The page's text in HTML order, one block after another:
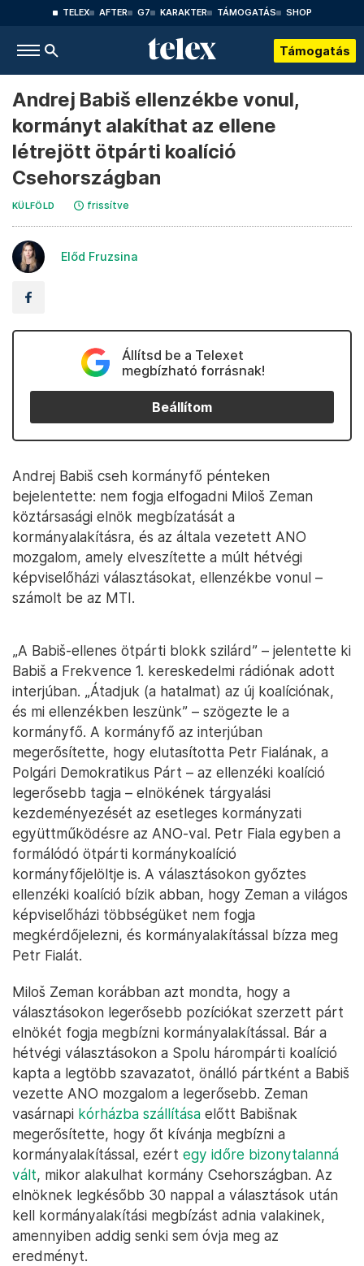
TELEX AFTER G7 KARAKTER TÁMOGATÁS SHOP
Támogatás
Andrej Babiš ellenzékbe vonul,
kormányt alakíthat az ellene
létrejött ötpárti koalíció
Csehországban
KÜLFÖLD frissítve
Előd Fruzsina
Állítsd be a Telexet
megbízható forrásnak!
Beállítom
Andrej Babiš cseh kormányfő pénteken
bejelentette: nem fogja elfogadni Miloš Zeman
köztársasági elnök megbízatását a
kormányalakításra, és az általa vezetett ANO
mozgalom, amely elveszítette a múlt hétvégi
képviselőházi választásokat, ellenzékbe vonul –
számolt be az MTI.
„A Babiš-ellenes ötpárti blokk szilárd” – jelentette ki
Babiš a Frekvence 1. kereskedelmi rádiónak adott
interjúban. „Átadjuk (a hatalmat) az új koalíciónak,
és mi ellenzékben leszünk” – szögezte le a
kormányfő. A kormányfő az interjúban
megerősítette, hogy elutasította Petr Fialának, a
Polgári Demokratikus Párt – az ellenzéki koalíció
legerősebb tagja – elnökének tárgyalási
kezdeményezését az esetleges kormányzati
együttműködésre az ANO-val. Petr Fiala egyben a
formálódó ötpárti kormánykoalíció
kormányfőjelöltje is. A választásokon győztes
ellenzéki koalíció bízik abban, hogy Zeman a világos
képviselőházi többségüket nem fogja
megkérdőjelezni, és kormányalakítással bízza meg
Petr Fialát.
Miloš Zeman korábban azt mondta, hogy a
választásokon legerősebb pozíciókat szerzett párt
elnökét fogja megbízni kormányalakítással. Bár a
hétvégi választásokon a Spolu hárompárti koalíció
kapta a legtöbb szavazatot, önálló pártként a Babiš
vezette ANO mozgalom a legerősebb. Zeman
vasárnapi kórházba szállítása előtt Babišnak
megerősítette, hogy őt kívánja megbízni a
kormányalakítással, ezért egy időre bizonytalanná
vált, mikor alakulhat kormány Csehországban. Az
elnöknek legkésőbb 30 nappal a választások után
kell kormányalakítási megbízást adnia valakinek,
amennyiben addig senki sem óvja meg az
eredményt.